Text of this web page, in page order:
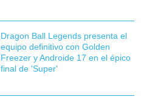
Dragon Ball Legends presenta el
equipo definitivo con Golden
Freezer y Androide 17 en el épico
final de 'Super'